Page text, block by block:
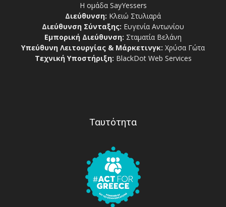
Η ομάδα SayYessers
Διεύθυνση: Κλειώ Στυλιαρά
Διεύθυνση Σύνταξης: Ευγενία Αντωνίου
Εμπορική Διεύθυνση: Σταματία Βελάνη
Υπεύθυνη Λειτουργίας & Μάρκετινγκ: Χρύσα Γώτα
Τεχνική Υποστήριξη: BlackDot Web Services
Ταυτότητα